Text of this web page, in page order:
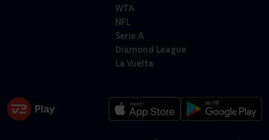
WTA
NFL
Serie A
Diamond League
La Vuelta